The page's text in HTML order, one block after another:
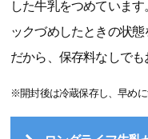
した牛乳をつめていま
ックづめしたときの状態
だから、保存料なしでも
※開封後は冷蔵保存し、早めに